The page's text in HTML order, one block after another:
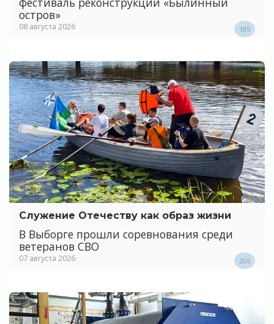
остров»
08 августа 2026 185
Служение Отечеству как образ жизни
В Выборге прошли соревнования среди
ветеранов СВО
07 августа 2026 206